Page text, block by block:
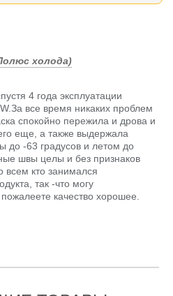
холода)
4 года эксплуатации
все время никаких проблем
спокойно пережила и дрова и
еще, а также выдержала
до -63 градусов и летом до
швы целы и без признаков
всем кто занимался
так -что могу
качество хорошее.